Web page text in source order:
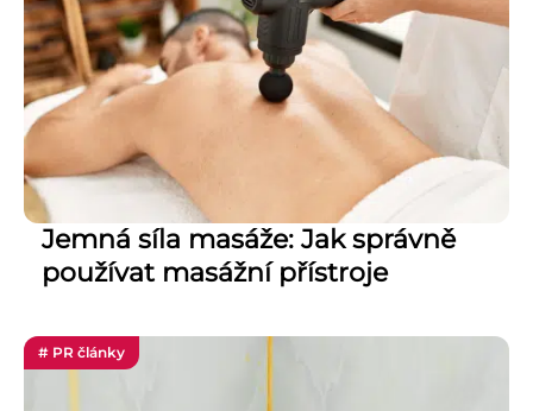
Jemná síla masáže: Jak správně
používat masážní přístroje
# PR články